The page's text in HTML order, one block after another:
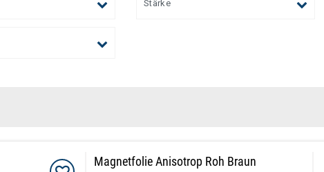
Stärke
Magnetfolie Anisotrop Roh Braun